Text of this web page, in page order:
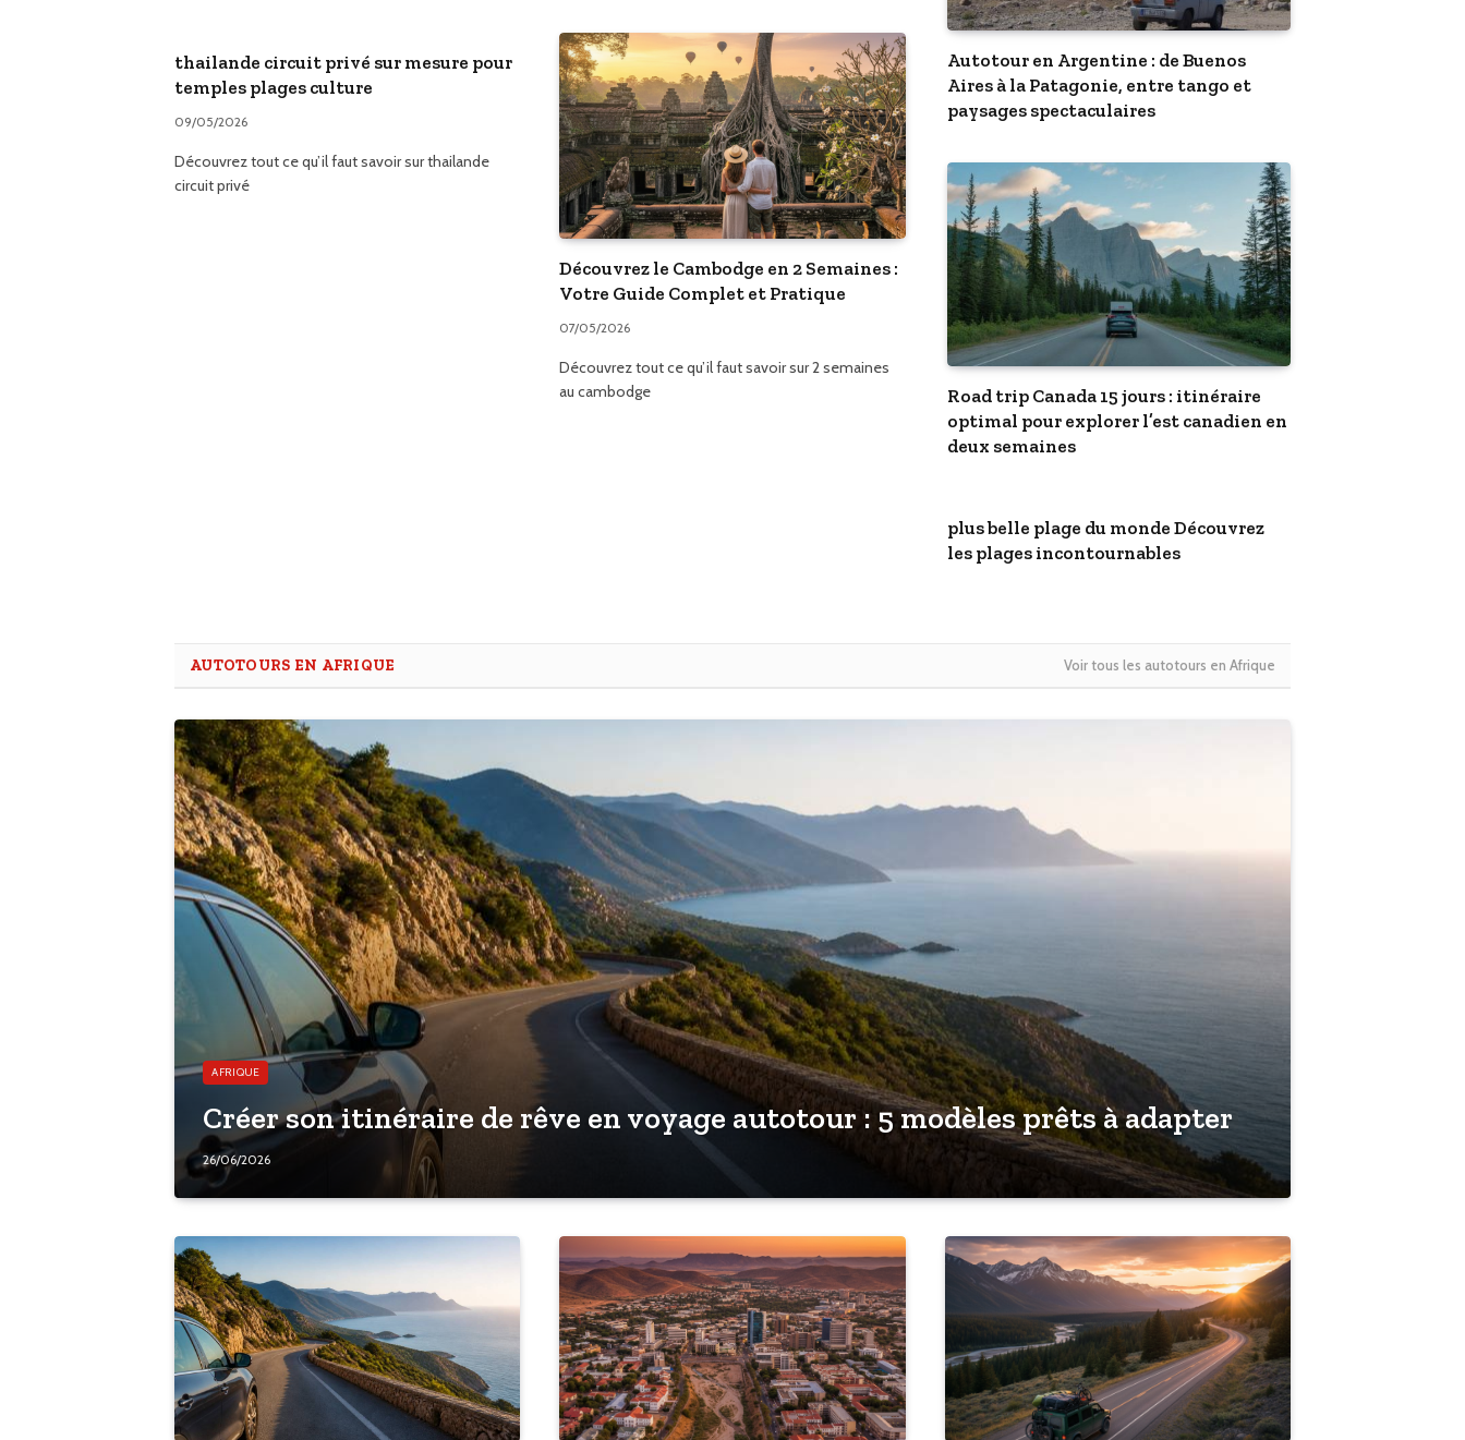
thailande circuit privé sur mesure pour
temples plages culture
09/05/2026
Découvrez tout ce qu’il faut savoir sur thailande
circuit privé
Découvrez le Cambodge en 2 Semaines :
Votre Guide Complet et Pratique
07/05/2026
Découvrez tout ce qu’il faut savoir sur 2 semaines
au cambodge
Autotour en Argentine : de Buenos
Aires à la Patagonie, entre tango et
paysages spectaculaires
Road trip Canada 15 jours : itinéraire
optimal pour explorer l’est canadien en
deux semaines
plus belle plage du monde Découvrez
les plages incontournables
AUTOTOURS EN AFRIQUE Voir tous les autotours en Afrique
AFRIQUE
Créer son itinéraire de rêve en voyage autotour : 5 modèles prêts à adapter
26/06/2026